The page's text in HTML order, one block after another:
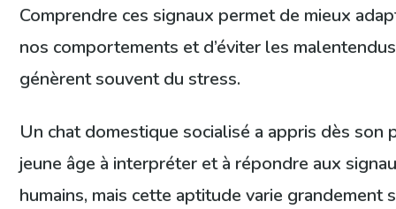
Comprendre ces signaux permet de mieux
nos comportements et d’éviter les
génèrent souvent du stress.
Un chat domestique socialisé a appris dès son
jeune âge à interpréter et à répondre aux
humains, mais cette aptitude varie grandement